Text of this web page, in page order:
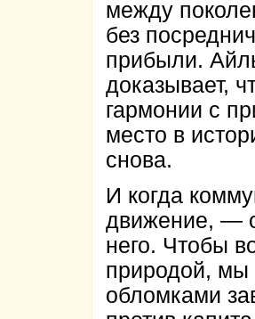
между
без
прибыли.
доказывает,
гармонии с
место в
снова.
И когда
движение, —
него. Чтобы
природой, мы
обломками